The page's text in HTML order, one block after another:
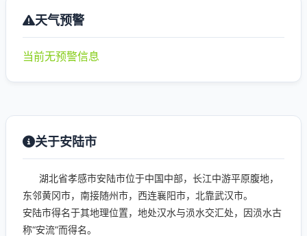
天气预警
当前无预警信息
关于安陆市
湖北省孝感市安陆市位于中国中部，长江中游平原腹地，
东邻黄冈市，南接随州市，西连襄阳市，北靠武汉市。
安陆市得名于其地理位置，地处汉水与涢水交汇处，因涢水古
称“安流”而得名。